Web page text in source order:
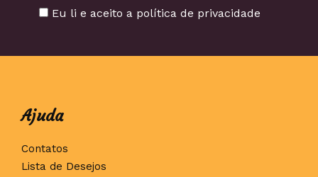
Eu li e aceito a política de privacidade
Ajuda
Contatos
Lista de Desejos